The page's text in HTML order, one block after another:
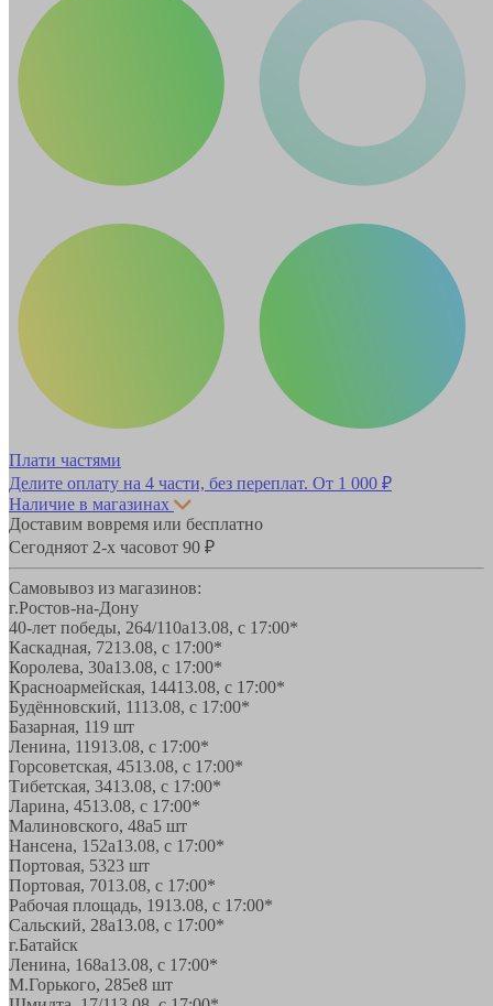
Плати частями
Делите оплату на 4 части, без переплат. От 1 000 ₽
Наличие в магазинах
Доставим вовремя или бесплатно
Сегодняот 2-х часовот 90 ₽
Самовывоз из магазинов:
г.Ростов-на-Дону
40-лет победы, 264/110а13.08, с 17:00*
Каскадная, 7213.08, с 17:00*
Королева, 30а13.08, с 17:00*
Красноармейская, 14413.08, с 17:00*
Будённовский, 1113.08, с 17:00*
Базарная, 119 шт
Ленина, 11913.08, с 17:00*
Горсоветская, 4513.08, с 17:00*
Тибетская, 3413.08, с 17:00*
Ларина, 4513.08, с 17:00*
Малиновского, 48а5 шт
Нансена, 152а13.08, с 17:00*
Портовая, 5323 шт
Портовая, 7013.08, с 17:00*
Рабочая площадь, 1913.08, с 17:00*
Сальский, 28a13.08, с 17:00*
г.Батайск
Ленина, 168а13.08, с 17:00*
М.Горького, 285е8 шт